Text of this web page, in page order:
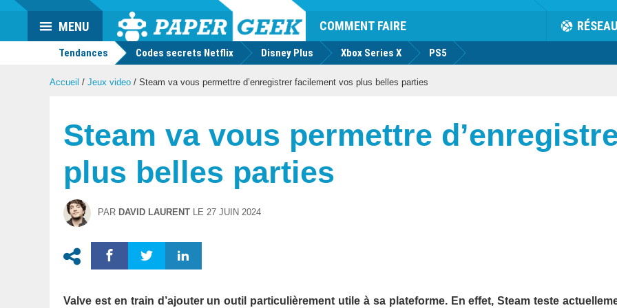
Actu
geek
COMMENT FAIRE RÉSEAU
MENU
Tendances Codes secrets Netflix Disney Plus Xbox Series X PS5
Accueil / Jeux video / Steam va vous permettre d’enregistrer facilement vos plus belles parties
Steam va vous permettre
plus belles parties
PAR DAVID LAURENT LE 27 JUIN 2024
Valve est en train d’ajouter un outil particulièrement utile à sa plateforme. En effet, Steam teste